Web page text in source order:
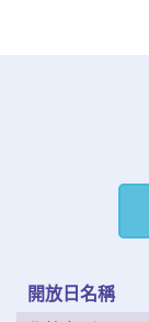
開放日名稱